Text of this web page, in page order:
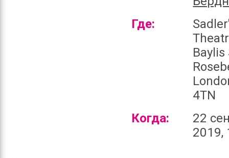
Где:
Baylis
4TN
Когда:
22
2019,